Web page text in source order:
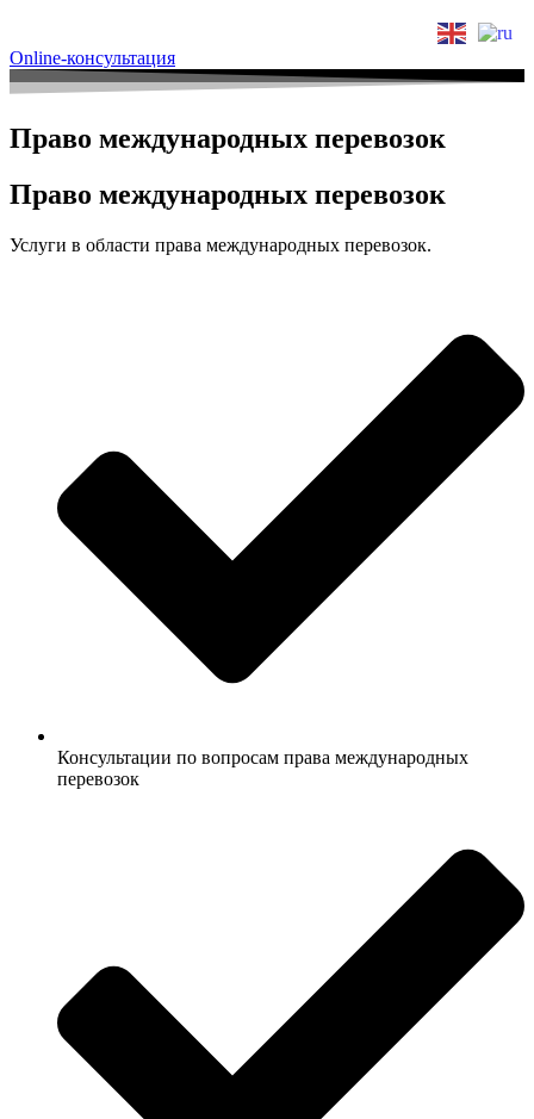
Online-консультация
Право международных перевозок
Право международных перевозок
Услуги в области права международных перевозок.
Консультации по вопросам права международных
перевозок